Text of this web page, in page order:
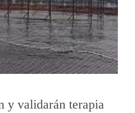
y validarán terapia